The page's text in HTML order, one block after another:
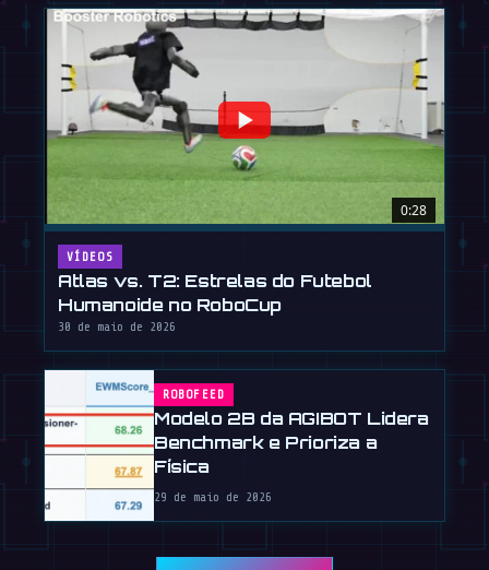
0:28
VÍDEOS
Atlas vs. T2: Estrelas do Futebol
Humanoide no RoboCup
30 de maio de 2026
ROBOFEED
Modelo 2B da AGIBOT Lidera
Benchmark e Prioriza a
Física
29 de maio de 2026